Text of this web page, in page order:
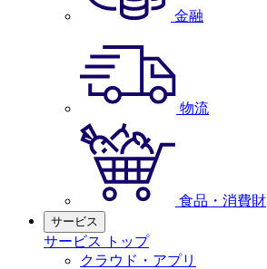
金融
物流
食品・消費財
サービス
サービス トップ
クラウド・アプリ